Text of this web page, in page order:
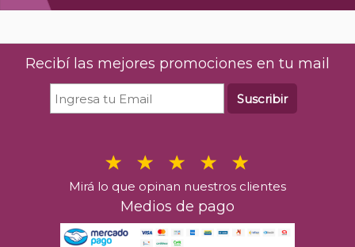
Recibí las mejores promociones en tu mail
Suscribir
Mirá lo que opinan nuestros clientes
Medios de pago